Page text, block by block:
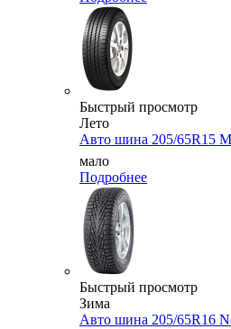
Быстрый просмотр
Лето
Авто шина 205/65R15
мало
Подробнее
Быстрый просмотр
Зима
Авто шина 205/65R16